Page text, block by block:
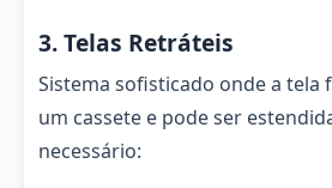
3. Telas Retráteis
Sistema sofisticado onde a tela
um cassete e pode ser
necessário: